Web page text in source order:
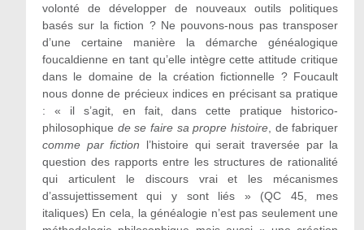
volonté de développer de nouveaux outils politiques
basés sur la fiction ? Ne pouvons-nous pas transposer
d’une certaine manière la démarche généalogique
foucaldienne en tant qu’elle intègre cette attitude critique
dans le domaine de la création fictionnelle ? Foucault
nous donne de précieux indices en précisant sa pratique
: « il s’agit, en fait, dans cette pratique historico-
philosophique de se faire sa propre histoire, de fabriquer
comme par fiction l’histoire qui serait traversée par la
question des rapports entre les structures de rationalité
qui articulent le discours vrai et les mécanismes
d’assujettissement qui y sont liés » (QC 45, mes
italiques) En cela, la généalogie n’est pas seulement une